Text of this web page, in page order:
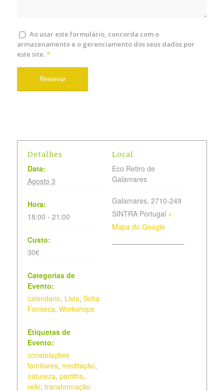
Ao usar este formulário, concorda com o
armazenamento e o gerenciamento dos seus dados por
este site.*
Detalhes
Data:
Agosto 3
Hora:
18:00 - 21:00
Custo:
30€
Categorias de
Evento:
calendario, Lista, Sofia
Fonseca, Workshops
Etiquetas de
Evento:
constelações
familiares, meditação,
natureza, partilha,
reiki, transformação
Local
Eco Retiro de
Galamares
Galamares, 2710-249
SINTRA Portugal +
Mapa do Google